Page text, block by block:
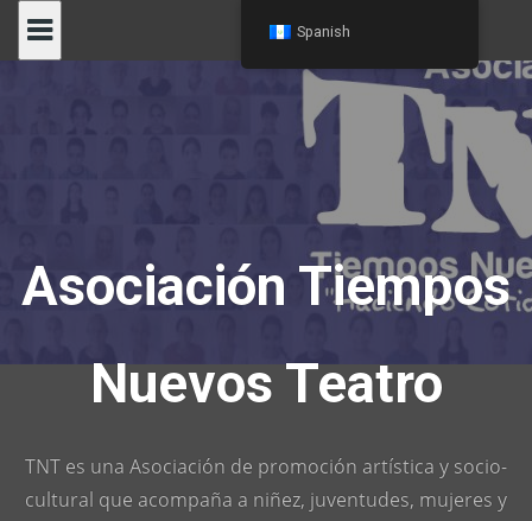
Asociación Tiempos
Nuevos Teatro
TNT es una Asociación de promoción artística y socio-
cultural que acompaña a niñez, juventudes, mujeres y
Spanish